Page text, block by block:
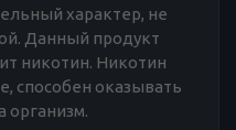
характер, не
Данный продукт
никотин. Никотин
способен оказывать
организм.